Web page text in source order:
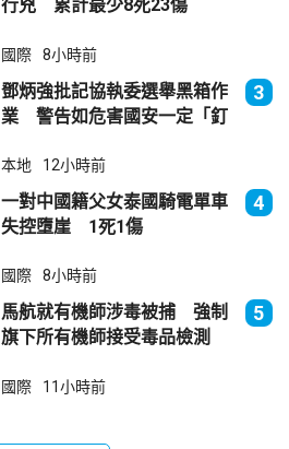
行兇 累計最少8死23傷
國際 8小時前
鄧炳強批記協執委選舉黑箱作
業 警告如危害國安一定「釘
3
本地 12小時前
一對中國籍父女泰國騎電單車
失控墮崖 1死1傷
4
國際 8小時前
馬航就有機師涉毒被捕 強制
旗下所有機師接受毒品檢測
5
國際 11小時前